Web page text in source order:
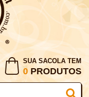
SUA SACOLA TEM
0 PRODUTOS